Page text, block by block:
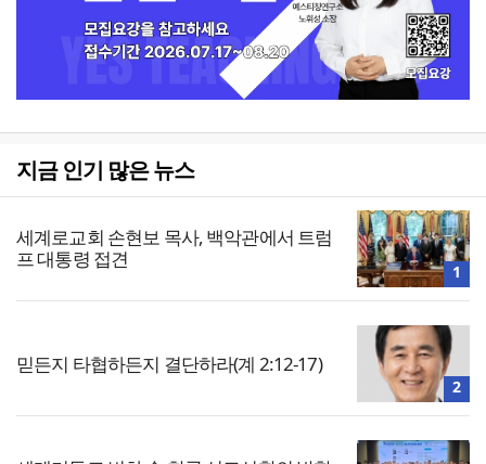
지금 인기 많은 뉴스
세계로교회 손현보 목사, 백악관에서 트럼
프 대통령 접견
1
믿든지 타협하든지 결단하라(계 2:12-17)
2